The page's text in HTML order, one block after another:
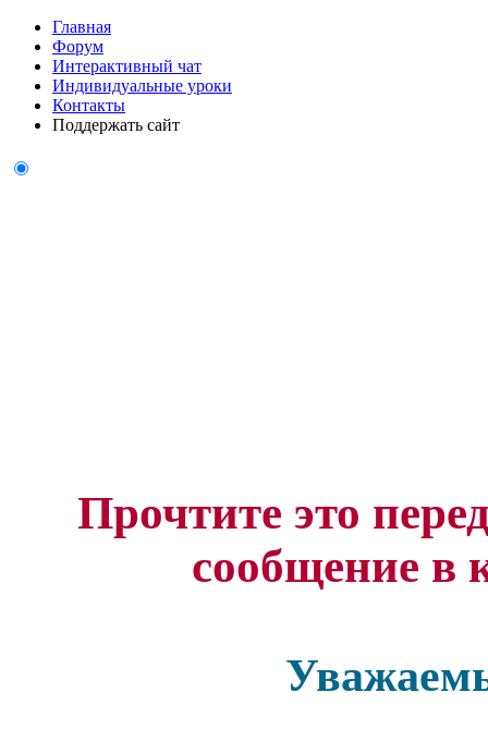
Главная
Форум
Интерактивный чат
Индивидуальные уроки
Контакты
Поддержать сайт
Прочтите это
сообщение в